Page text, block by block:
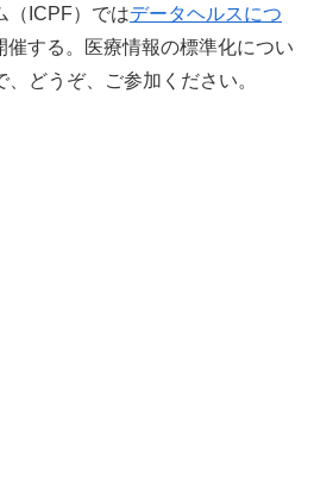
（ICPF）ではデータヘルスにつ
催する。医療情報の標準化につい
どうぞ、ご参加ください。